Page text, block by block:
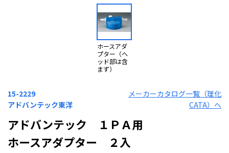
ホースアダ
プター（ヘ
ッド部は含
まず）
15-2229
アドバンテック東洋
メーカーカタログ一覧（理化
CATA）へ
アドバンテック １ＰＡ用
ホースアダプター ２入